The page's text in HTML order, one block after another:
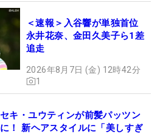
＜速報＞入谷響が単独首位
永井花奈、金田久美子ら1差
追走
2026年8月7日 (金) 12時42分
1
セキ・ユウティンが前髪パッツン
に！ 新ヘアスタイルに「美しすぎ